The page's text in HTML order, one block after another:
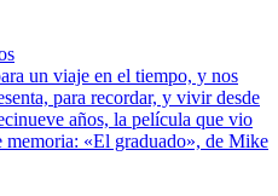
un viaje en el tiempo, y nos
para recordar, y vivir desde
años, la película que vio
memoria: «El graduado», de Mike